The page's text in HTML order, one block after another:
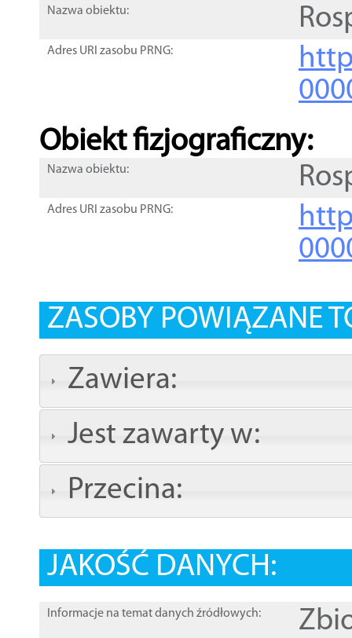
Nazwa obiektu:
Adres URI zasobu PRNG:
Obiekt fizjograficzny:
Nazwa obiektu:
Adres URI zasobu PRNG:
ZASOBY POWIĄZANE
Zawiera:
Jest zawarty w:
Przecina:
JAKOŚĆ DANYCH:
Informacje na temat danych źródłowych: